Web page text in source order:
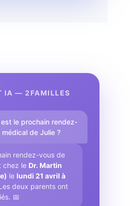
IA — 2FAMILLES
est le prochain rendez-
médical de Julie ?
rendez-vous de
chez le Dr. Martin
le lundi 21 avril à
deux parents ont
📅